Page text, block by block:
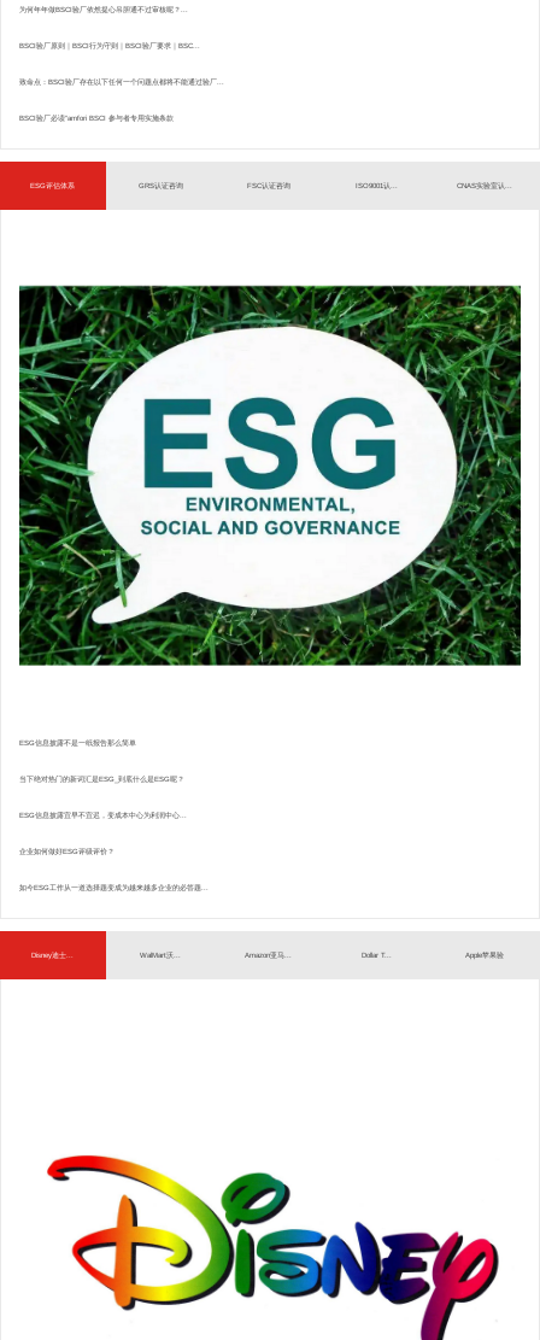
为何年年做BSCI验厂依然提心吊胆通不过审核呢？...
BSCI验厂原则｜BSCI行为守则｜BSCI验厂要求｜BSC...
致命点：BSCI验厂存在以下任何一个问题点都将不能通过验厂...
BSCI验厂必读”amfori BSCI 参与者专用实施条款
ESG评估体系 GRS认证咨询 FSC认证咨询 ISO9001认... CNAS实验室认...
ESG信息披露不是一纸报告那么简单
当下绝对热门的新词汇是ESG_到底什么是ESG呢？
ESG信息披露宜早不宜迟，变成本中心为利润中心...
企业如何做好ESG评级评价？
如今ESG工作从一道选择题变成为越来越多企业的必答题...
Disney迪士... WalMart沃... Amazon亚马... Dollar T... Apple苹果验